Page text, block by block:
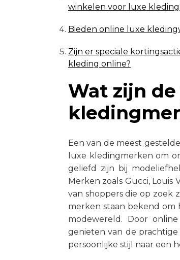
winkelen voor luxe
Bieden online luxe
Zijn er speciale
kleding online?
Wat zijn
Een van de meest
luxe kledingmerken om
geliefd zijn bij
Merken zoals Gucci,
van shoppers die op zoek
merken staan bekend om
modewereld. Door
genieten van de
persoonlijke stijl naar een